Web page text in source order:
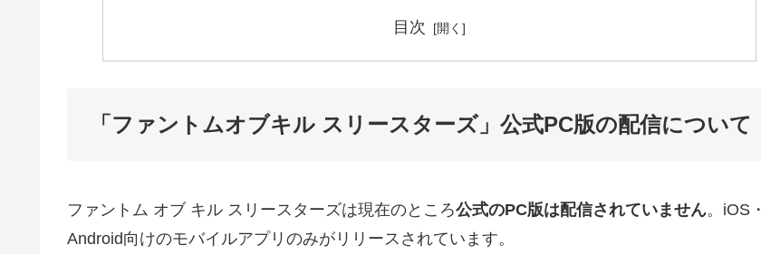
目次
「ファントムオブキル スリースターズ」公式PC版の配信について
ファントム オブ キル スリースターズは現在のところ公式のPC版は配信されていません。iOS・
Android向けのモバイルアプリのみがリリースされています。